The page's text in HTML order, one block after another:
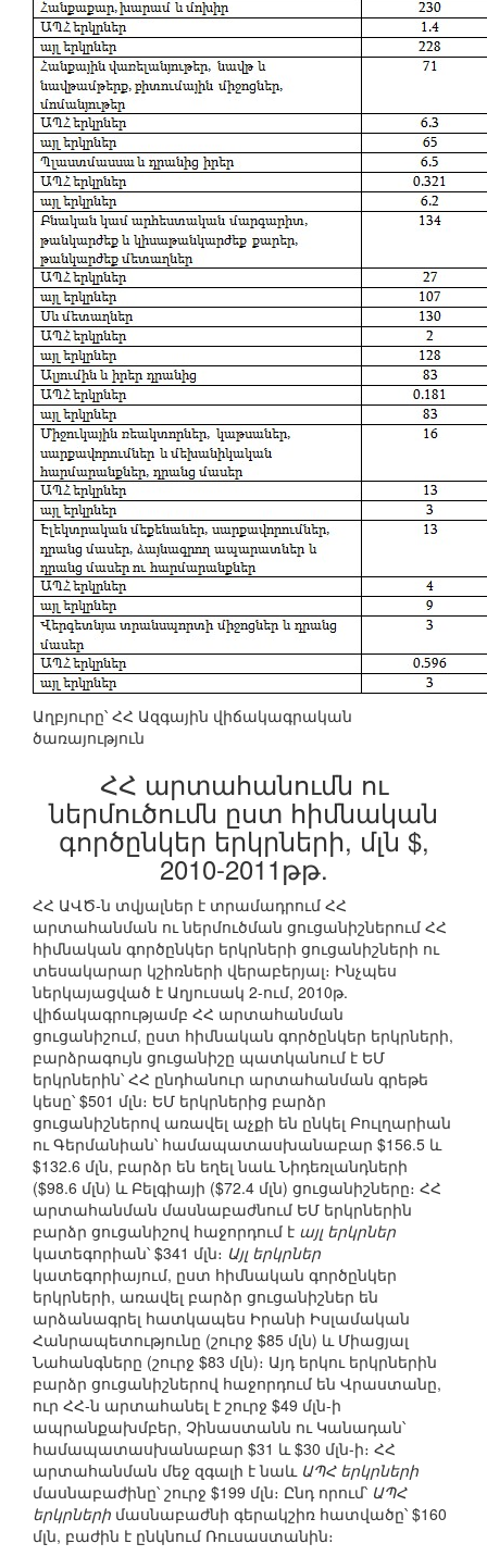
Աղբյուրը՝ ՀՀ Ազգային վիճակագրական
ծառայություն
ՀՀ արտահանումն ու
ներմուծումն ըստ հիմնական
գործընկեր երկրների, մլն $,
2010-2011թթ.
ՀՀ ԱՎԾ-ն տվյալներ է տրամադրում ՀՀ
արտահանման ու ներմուծման ցուցանիշներում ՀՀ
հիմնական գործընկեր երկրների ցուցանիշների ու
տեսակարար կշիռների վերաբերյալ։ Ինչպես
ներկայացված է Աղյուսակ 2-ում, 2010թ.
վիճակագրությամբ ՀՀ արտահանման
ցուցանիշում, ըստ հիմնական գործընկեր երկրների,
բարձրագույն ցուցանիշը պատկանում է ԵՄ
երկրներին՝ ՀՀ ընդհանուր արտահանման գրեթե
կեսը՝ $501 մլն։ ԵՄ երկրներից բարձր
ցուցանիշներով առավել աչքի են ընկել Բուլղարիան
ու Գերմանիան՝ համապատասխանաբար $156.5 և
$132.6 մլն, բարձր են եղել նաև Նիդեռլանդների
($98.6 մլն) և Բելգիայի ($72.4 մլն) ցուցանիշները։ ՀՀ
արտահանման մասնաբաժնում ԵՄ երկրներին
բարձր ցուցանիշով հաջորդում է այլ երկրներ
կատեգորիան՝ $341 մլն։ Այլ երկրներ
կատեգորիայում, ըստ հիմնական գործընկեր
երկրների, առավել բարձր ցուցանիշներ են
արձանագրել հատկապես Իրանի Իսլամական
Հանրապետությունը (շուրջ $85 մլն) և Միացյալ
Նահանգները (շուրջ $83 մլն)։ Այդ երկու երկրներին
բարձր ցուցանիշներով հաջորդում են Վրաստանը,
ուր ՀՀ-ն արտահանել է շուրջ $49 մլն-ի
ապրանքախմբեր, Չինաստանն ու Կանադան՝
համապատասխանաբար $31 և $30 մլն-ի։ ՀՀ
արտահանման մեջ զգալի է նաև ԱՊՀ երկրների
մասնաբաժինը՝ շուրջ $199 մլն։ Ընդ որում՝ ԱՊՀ
երկրների մասնաբաժնի գերակշիռ հատվածը՝ $160
մլն, բաժին է ընկնում Ռուսաստանին։